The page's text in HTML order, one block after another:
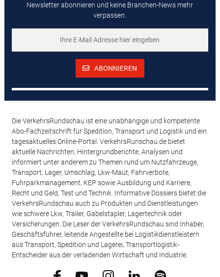
Newsletter abonnieren und keine Branchen-News mehr
verpassen.
ABONNIEREN
Die VerkehrsRundschau ist eine unabhängige und kompetente
Abo-Fachzeitschrift für Spedition, Transport und Logistik und ein
tagesaktuelles Online-Portal. VerkehrsRunschau.de bietet
aktuelle Nachrichten, Hintergrundberichte, Analysen und
informiert unter anderem zu Themen rund um Nutzfahrzeuge,
Transport, Lager, Umschlag, Lkw-Maut, Fahrverbote,
Fuhrparkmanagement, KEP sowie Ausbildung und Karriere,
Recht und Geld, Test und Technik. Informative Dossiers bietet die
VerkehrsRundschau auch zu Produkten und Dienstleistungen
wie schwere Lkw, Trailer, Gabelstapler, Lagertechnik oder
Versicherungen. Die Leser der VerkehrsRundschau sind Inhaber,
Geschäftsführer, leitende Angestellte bei Logistikdienstleistern
aus Transport, Spedition und Lagerei, Transportlogistik-
Entscheider aus der verladenden Wirtschaft und Industrie.